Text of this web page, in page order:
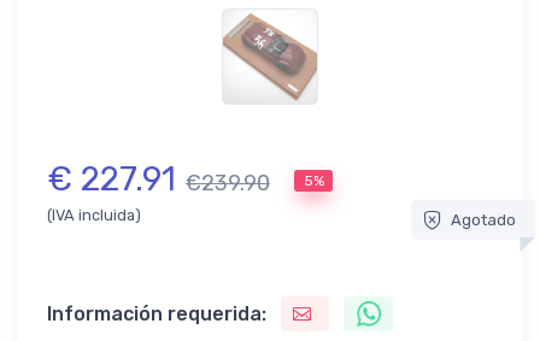
€ 227.91 €239.90 5%
(IVA incluida) Agotado
Información requerida: